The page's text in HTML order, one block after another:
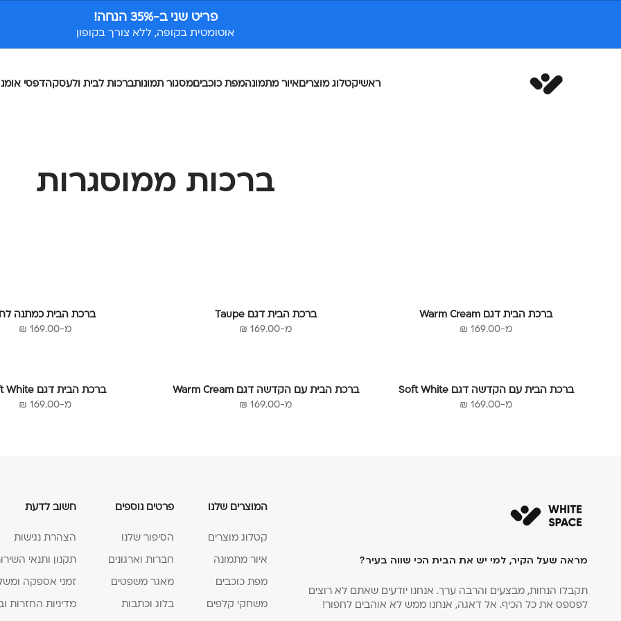
פריט שני ב-35% הנחה!
אוטומטית בקופה, ללא צורך בקופון
ראשיקטלוג מוצריםאיור מתמונהמפת כוכביםמסגור תמונותברכות לבית ולעסקהדפסי White Space
ברכות ממוסגרות
ברכת הבית דגם Warm Cream
מחיר מבצע
מ-169.00 ₪
ברכת הבית דגם Taupe
מחיר מבצע
מ-169.00 ₪
ברכת הבית כמתנה
מחיר מבצע
מ-169.00 ₪
ברכת הבית עם הקדשה דגם Soft White
מחיר מבצע
מ-169.00 ₪
ברכת הבית עם הקדשה דגם Warm Cream
מחיר מבצע
מ-169.00 ₪
ברכת הבית דגם Soft White
מחיר מבצע
מ-169.00 ₪
מראה שעל הקיר, למי יש את הבית הכי שווה בעיר?
תקבלו הנחות, מבצעים והרבה ערך. אנחנו יודעים שאתם לא רוצים
לפספס את כל הכיף. אל דאגה, אנחנו ממש לא אוהבים לחפור!
המוצרים שלנו
קטלוג מוצרים
איור מתמונה
מפת כוכבים
משחקי קלפים
פרטים נוספים
הסיפור שלנו
חברות וארגונים
מאגר משפטים
בלוג וכתבות
חשוב לדעת
הצהרת נגישות
תקנון ותנאי
זמני אספקה
מדיניות החזרות